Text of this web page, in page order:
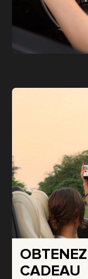
CADEAU